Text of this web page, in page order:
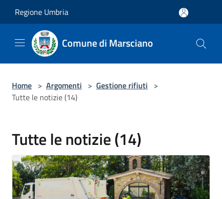
Regione Umbria
Comune di Marsciano
Home > Argomenti > Gestione rifiuti >
Tutte le notizie (14)
Tutte le notizie (14)